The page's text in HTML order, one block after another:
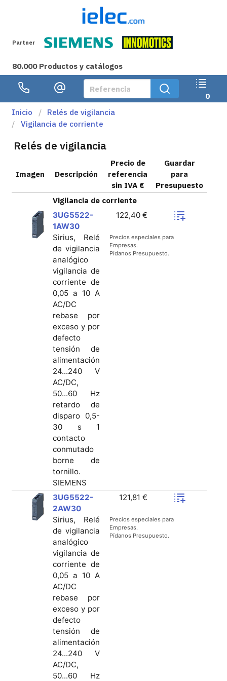
Partner
80.000 Productos y catálogos
0
Inicio
Relés de vigilancia
Vigilancia de corriente
Relés de vigilancia
Imagen Descripción
Precio de
referencia
sin IVA €
Guardar
para
Presupuesto
Vigilancia de corriente
3UG5522-
1AW30
122,40 €
Sirius, Relé
de vigilancia
analógico
vigilancia de
corriente de
0,05 a 10 A
AC/DC
rebase por
exceso y por
defecto
tensión de
alimentación
24...240 V
AC/DC,
50...60 Hz
retardo de
disparo 0,5-
30 s 1
contacto
conmutado
borne de
tornillo.
SIEMENS
Precios especiales para
Empresas.
Pídanos Presupuesto.
3UG5522-
2AW30
121,81 €
Sirius, Relé
de vigilancia
analógico
vigilancia de
corriente de
0,05 a 10 A
AC/DC
rebase por
exceso y por
defecto
tensión de
alimentación
24...240 V
AC/DC,
50...60 Hz
Precios especiales para
Empresas.
Pídanos Presupuesto.